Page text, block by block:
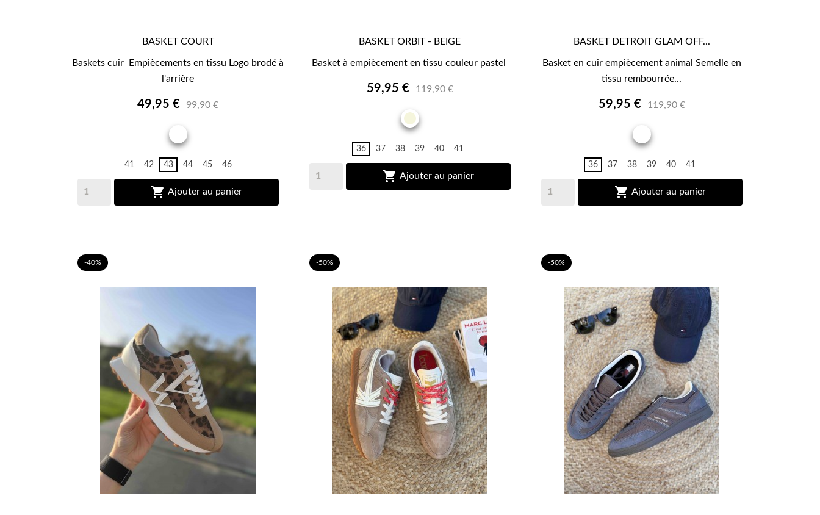
BASKET COURT
Baskets cuir Empiècements en tissu Logo brodé à
l'arrière
49,95 € 99,90 €
BLANC
41 42 43 44 45 46
 Ajouter au panier
BASKET ORBIT - BEIGE
Basket à empiècement en tissu couleur pastel
59,95 € 119,90 €
BEIGE
36 37 38 39 40 41
 Ajouter au panier
BASKET DETROIT GLAM OFF...
Basket en cuir empiècement animal Semelle en
tissu rembourrée...
59,95 € 119,90 €
IMPRIME
36 37 38 39 40 41
 Ajouter au panier
-40% -50% -50%